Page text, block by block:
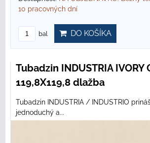
10 pracovných dní
bal DO KOŠÍKA
Tubadzin INDUSTRIA IVORY
119,8X119,8 dlažba
Tubadzin INDUSTRIA / INDUSTRIO
jednoduchý a...